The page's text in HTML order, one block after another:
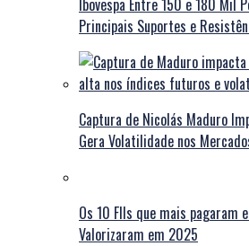
Ibovespa Entre 150 e 180 Mil
Principais Suportes e
Captura de Nicolás Maduro
Gera Volatilidade nos
Os 10 FIIs que mais pagaram
Valorizaram em 2025